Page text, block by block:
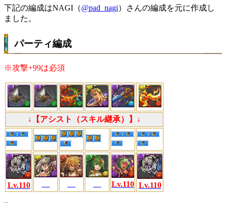
下記の編成はNAGI（@pad_nagi）さんの編成を元に作成し
ました。
パーティ編成
※攻撃+99は必須
↓【アシスト（スキル継承）】↓
Lv.110 Lv.110 Lv.110